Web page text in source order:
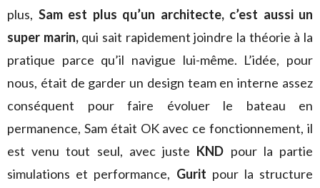
plus, Sam est plus qu’un architecte, c’est aussi un
super marin,qui sait rapidement joindre la théorie à la
pratique parce qu’il navigue lui-même. L’idée, pour
nous, était de garder un design team en interne assez
conséquent pour faire évoluer le bateau en
permanence, Sam était OK avec ce fonctionnement, il
est venu tout seul, avec juste KND pour la partie
simulations et performance, Gurit pour la structure